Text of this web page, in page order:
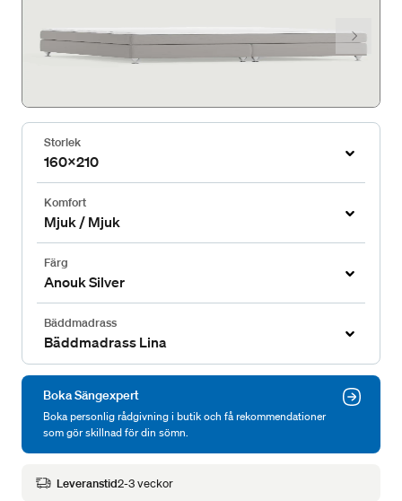
Storlek
160x210
Komfort
Mjuk / Mjuk
Färg
Anouk Silver
Bäddmadrass
Bäddmadrass Lina
Boka Sängexpert
Boka personlig rådgivning i butik och få rekommendationer
som gör skillnad för din sömn.
Leveranstid2-3 veckor